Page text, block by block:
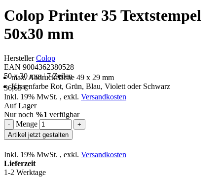
Colop Printer 35 Textstempel
50x30 mm
HerstellerColop
EAN 9004362380528
50 x 30 mm | 7 Zeilen
max. Abdruckfläche 49 x 29 mm
Kissenfarbe Rot, Grün, Blau, Violett oder Schwarz
36,65 €
Inkl. 19% MwSt. , exkl. Versandkosten
Auf Lager
Nur noch %1 verfügbar
- Menge
+
Artikel jetzt gestalten
Inkl. 19% MwSt. , exkl. Versandkosten
Lieferzeit
1-2 Werktage